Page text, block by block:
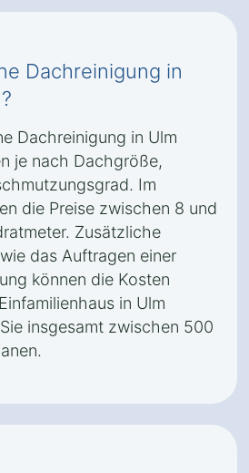
Dachreinigung in
Dachreinigung in Ulm
je nach Dachgröße,
Im
die Preise zwischen 8 und
Zusätzliche
das Auftragen einer
können die Kosten
in Ulm
insgesamt zwischen 500